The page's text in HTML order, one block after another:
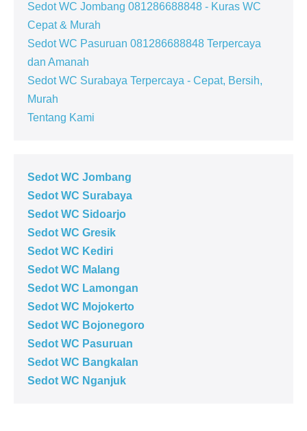
Sedot WC Jombang 081286688848 - Kuras WC
Cepat & Murah
Sedot WC Pasuruan 081286688848 Terpercaya
dan Amanah
Sedot WC Surabaya Terpercaya - Cepat, Bersih,
Murah
Tentang Kami
Sedot WC Jombang
Sedot WC Surabaya
Sedot WC Sidoarjo
Sedot WC Gresik
Sedot WC Kediri
Sedot WC Malang
Sedot WC Lamongan
Sedot WC Mojokerto
Sedot WC Bojonegoro
Sedot WC Pasuruan
Sedot WC Bangkalan
Sedot WC Nganjuk